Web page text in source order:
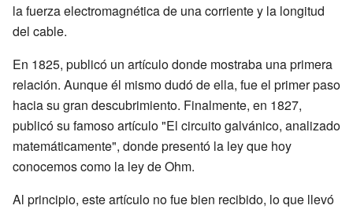
la fuerza electromagnética de una corriente y la longitud
del cable.
En 1825, publicó un artículo donde mostraba una primera
relación. Aunque él mismo dudó de ella, fue el primer paso
hacia su gran descubrimiento. Finalmente, en 1827,
publicó su famoso artículo "El circuito galvánico, analizado
matemáticamente", donde presentó la ley que hoy
conocemos como la ley de Ohm.
Al principio, este artículo no fue bien recibido, lo que llevó